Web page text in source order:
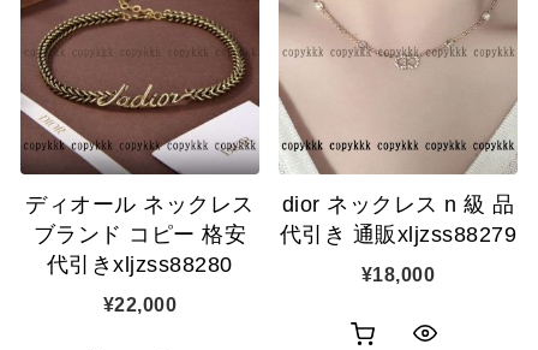
ディオール ネックレス
ブランド コピー 格安
代引きxljzss88280
¥22,000
dior ネックレス n 級 品
代引き 通販xljzss88279
¥18,000